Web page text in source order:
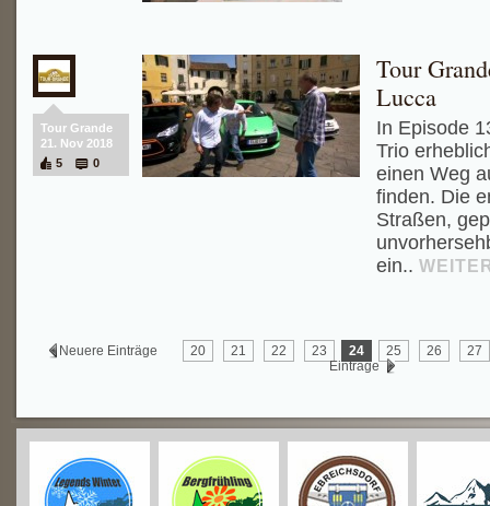
Tour Grande
21. Nov 2018
5
0
Tour
Lucca
In Episode
Trio
einen Weg
finden. Die
Straßen,
ein..
Neuere Einträge 20 21 22 23 24 25 26
27
Einträge